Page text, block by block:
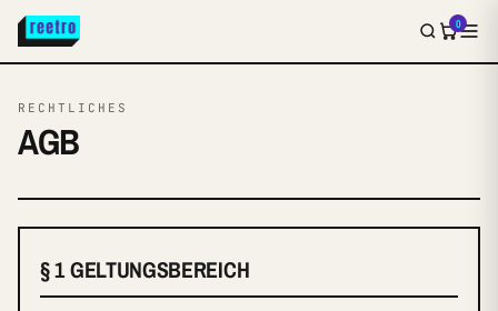
0
RECHTLICHES
AGB
§ 1 GELTUNGSBEREICH